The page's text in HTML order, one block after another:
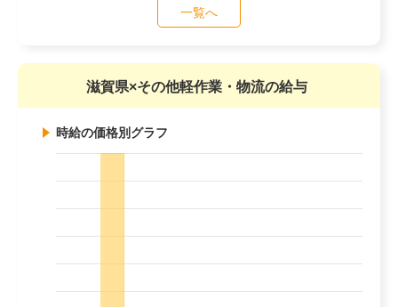
一覧へ
滋賀県×その他軽作業・物流の給与
時給の価格別グラフ